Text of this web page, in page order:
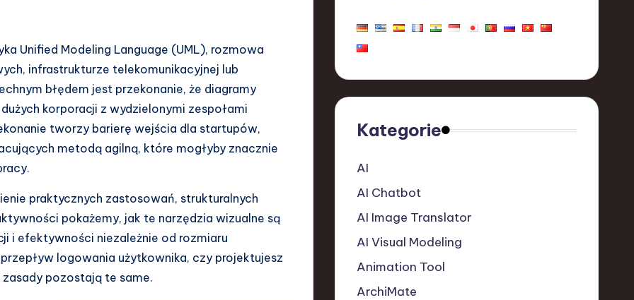
Unified Modeling Language (UML), rozmowa
infrastrukturze telekomunikacyjnej lub
błędem jest przekonanie, że diagramy
korporacji z wydzielonymi zespołami
tworzy barierę wejścia dla startupów,
metodą agilną, które mogłyby znacznie
praktycznych zastosowań, strukturalnych
pokażemy, jak te narzędzia wizualne są
i efektywności niezależnie od rozmiaru
logowania użytkownika, czy projektujesz
pozostają te same.
Kategorie
AI
AI Chatbot
AI Image Translator
AI Visual Modeling
Animation Tool
ArchiMate